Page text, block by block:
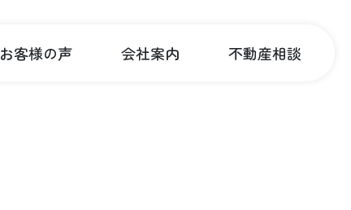
お客様の声 会社案内 不動産相談